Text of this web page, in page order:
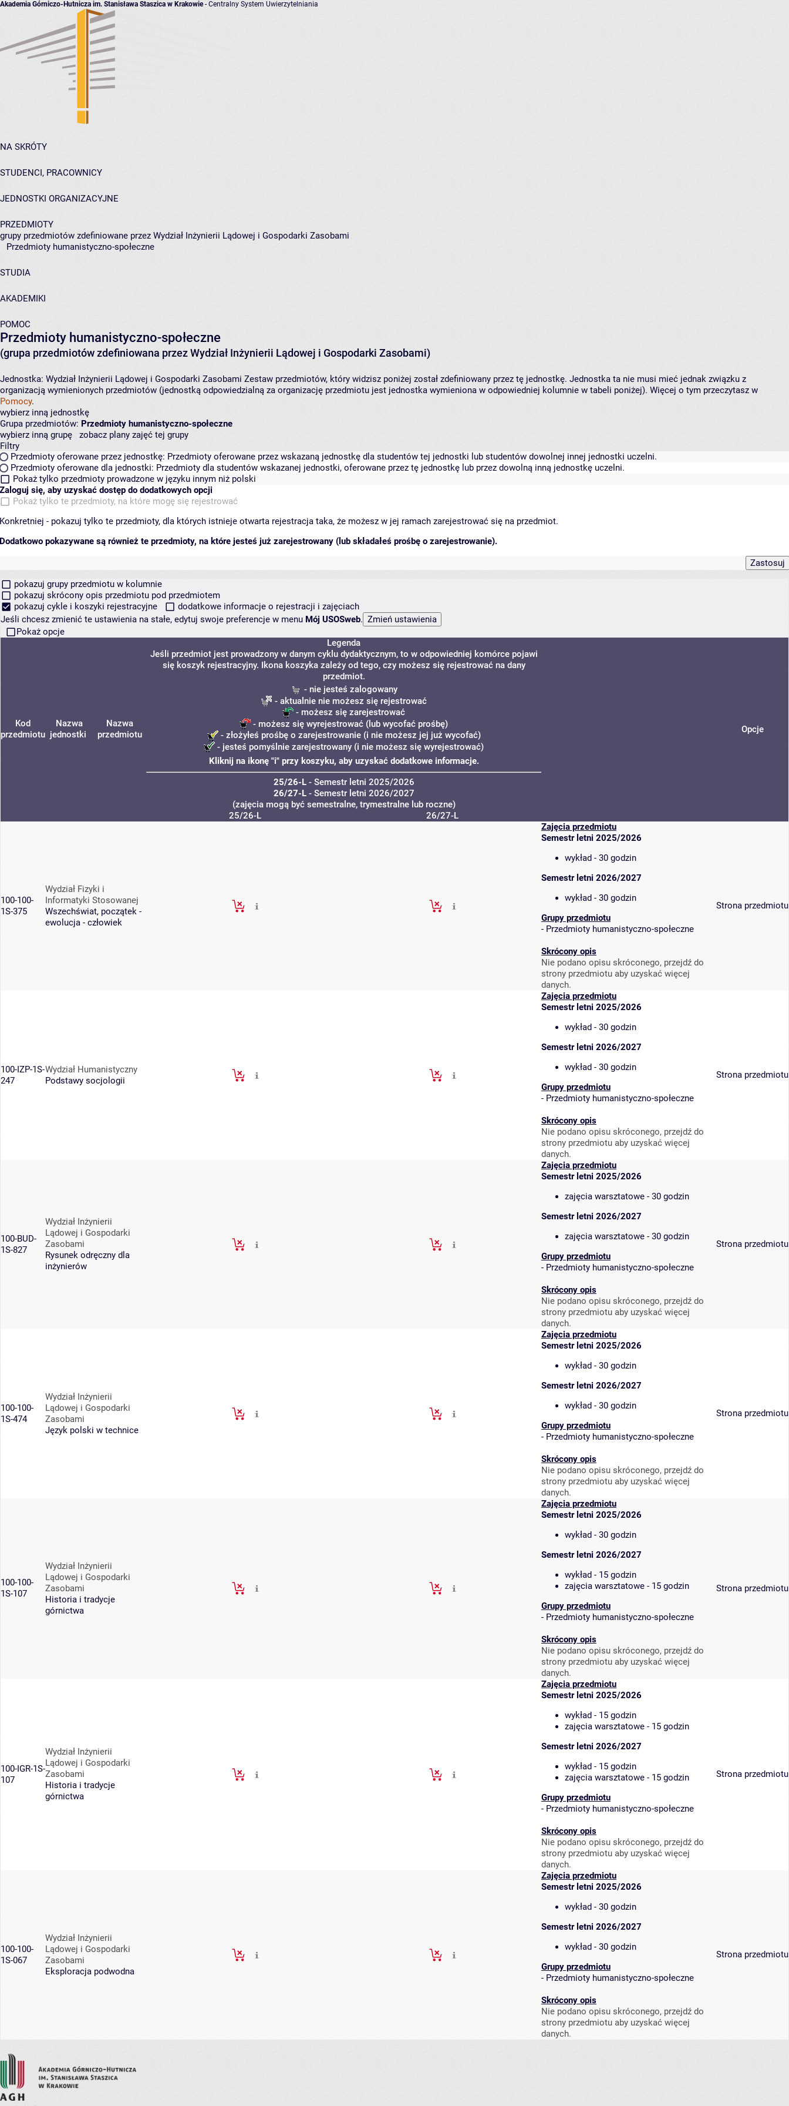
Akademia Górniczo-Hutnicza im. Stanisława Staszica w Krakowie- Centralny System Uwierzytelniania
NA SKRÓTY
STUDENCI, PRACOWNICY
JEDNOSTKI ORGANIZACYJNE
PRZEDMIOTY
grupy przedmiotów zdefiniowane przez Wydział Inżynierii Lądowej i Gospodarki Zasobami
Przedmioty humanistyczno-społeczne
STUDIA
AKADEMIKI
POMOC
Przedmioty humanistyczno-społeczne
(grupa przedmiotów zdefiniowana przez Wydział Inżynierii Lądowej i Gospodarki Zasobami)
Jednostka: Wydział Inżynierii Lądowej i Gospodarki Zasobami Zestaw przedmiotów, który widzisz poniżej został zdefiniowany przez tę jednostkę. Jednostka ta nie musi mieć jednak związku z
organizacją wymienionych przedmiotów (jednostką odpowiedzialną za organizację przedmiotu jest jednostka wymieniona w odpowiedniej kolumnie w tabeli poniżej). Więcej o tym przeczytasz w
Pomocy.
wybierz inną jednostkę
Grupa przedmiotów: Przedmioty humanistyczno-społeczne
wybierz inną grupę
zobacz plany zajęć tej grupy
Filtry
Przedmioty oferowane przez jednostkę: Przedmioty oferowane przez wskazaną jednostkę dla studentów tej jednostki lub studentów dowolnej innej jednostki uczelni.
Przedmioty oferowane dla jednostki: Przedmioty dla studentów wskazanej jednostki, oferowane przez tę jednostkę lub przez dowolną inną jednostkę uczelni.
Pokaż tylko przedmioty prowadzone w języku innym niż polski
Zaloguj się, aby uzyskać dostęp do dodatkowych opcji
Pokaż tylko te przedmioty, na które mogę się rejestrować
Konkretniej - pokazuj tylko te przedmioty, dla których istnieje otwarta rejestracja taka, że możesz w jej ramach zarejestrować się na przedmiot.
Dodatkowo pokazywane są również te przedmioty, na które jesteś już zarejestrowany (lub składałeś prośbę o zarejestrowanie).
pokazuj grupy przedmiotu w kolumnie
pokazuj skrócony opis przedmiotu pod przedmiotem
pokazuj cykle i koszyki rejestracyjne
dodatkowe informacje o rejestracji i zajęciach
Jeśli chcesz zmienić te ustawienia na stałe, edytuj swoje preferencje w menu Mój USOSweb.
Pokaż opcje
Kod
przedmiotu
Nazwa
jednostki
Nazwa
przedmiotu
Legenda
Jeśli przedmiot jest prowadzony w danym cyklu dydaktycznym, to w odpowiedniej komórce pojawi
się koszyk rejestracyjny. Ikona koszyka zależy od tego, czy możesz się rejestrować na dany
przedmiot.
- nie jesteś zalogowany
- aktualnie nie możesz się rejestrować
- możesz się zarejestrować
- możesz się wyrejestrować (lub wycofać prośbę)
- złożyłeś prośbę o zarejestrowanie (i nie możesz jej już wycofać)
- jesteś pomyślnie zarejestrowany (i nie możesz się wyrejestrować)
Kliknij na ikonę "i" przy koszyku, aby uzyskać dodatkowe informacje.
25/26-L- Semestr letni 2025/2026
26/27-L- Semestr letni 2026/2027
(zajęcia mogą być semestralne, trymestralne lub roczne)
Opcje
25/26-L 26/27-L
100-100-
1S-375
Wydział Fizyki i
Informatyki Stosowanej
Wszechświat, początek -
ewolucja - człowiek
Zajęcia przedmiotu
Semestr letni 2025/2026
wykład - 30 godzin
Semestr letni 2026/2027
wykład - 30 godzin
Grupy przedmiotu
- Przedmioty humanistyczno-społeczne
Skrócony opis
Nie podano opisu skróconego, przejdź do
strony przedmiotu aby uzyskać więcej
danych.
Strona przedmiotu
100-IZP-1S-
247
Wydział Humanistyczny
Podstawy socjologii
Zajęcia przedmiotu
Semestr letni 2025/2026
wykład - 30 godzin
Semestr letni 2026/2027
wykład - 30 godzin
Grupy przedmiotu
- Przedmioty humanistyczno-społeczne
Skrócony opis
Nie podano opisu skróconego, przejdź do
strony przedmiotu aby uzyskać więcej
danych.
Strona przedmiotu
100-BUD-
1S-827
Wydział Inżynierii
Lądowej i Gospodarki
Zasobami
Rysunek odręczny dla
inżynierów
Zajęcia przedmiotu
Semestr letni 2025/2026
zajęcia warsztatowe - 30 godzin
Semestr letni 2026/2027
zajęcia warsztatowe - 30 godzin
Grupy przedmiotu
- Przedmioty humanistyczno-społeczne
Skrócony opis
Nie podano opisu skróconego, przejdź do
strony przedmiotu aby uzyskać więcej
danych.
Strona przedmiotu
100-100-
1S-474
Wydział Inżynierii
Lądowej i Gospodarki
Zasobami
Język polski w technice
Zajęcia przedmiotu
Semestr letni 2025/2026
wykład - 30 godzin
Semestr letni 2026/2027
wykład - 30 godzin
Grupy przedmiotu
- Przedmioty humanistyczno-społeczne
Skrócony opis
Nie podano opisu skróconego, przejdź do
strony przedmiotu aby uzyskać więcej
danych.
Strona przedmiotu
100-100-
1S-107
Wydział Inżynierii
Lądowej i Gospodarki
Zasobami
Historia i tradycje
górnictwa
Zajęcia przedmiotu
Semestr letni 2025/2026
wykład - 30 godzin
Semestr letni 2026/2027
wykład - 15 godzin
zajęcia warsztatowe - 15 godzin
Grupy przedmiotu
- Przedmioty humanistyczno-społeczne
Skrócony opis
Nie podano opisu skróconego, przejdź do
strony przedmiotu aby uzyskać więcej
danych.
Strona przedmiotu
100-IGR-1S-
107
Wydział Inżynierii
Lądowej i Gospodarki
Zasobami
Historia i tradycje
górnictwa
Zajęcia przedmiotu
Semestr letni 2025/2026
wykład - 15 godzin
zajęcia warsztatowe - 15 godzin
Semestr letni 2026/2027
wykład - 15 godzin
zajęcia warsztatowe - 15 godzin
Grupy przedmiotu
- Przedmioty humanistyczno-społeczne
Skrócony opis
Nie podano opisu skróconego, przejdź do
strony przedmiotu aby uzyskać więcej
danych.
Strona przedmiotu
100-100-
1S-067
Wydział Inżynierii
Lądowej i Gospodarki
Zasobami
Eksploracja podwodna
Zajęcia przedmiotu
Semestr letni 2025/2026
wykład - 30 godzin
Semestr letni 2026/2027
wykład - 30 godzin
Grupy przedmiotu
- Przedmioty humanistyczno-społeczne
Skrócony opis
Nie podano opisu skróconego, przejdź do
strony przedmiotu aby uzyskać więcej
danych.
Strona przedmiotu